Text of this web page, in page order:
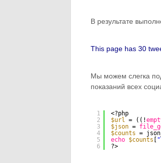
В результате
This page has 30
Мы можем слегка
показаний всех
1
2
3
4
5
6
<?php
$url = ((!
$json =
$counts =
echo $counts
?>